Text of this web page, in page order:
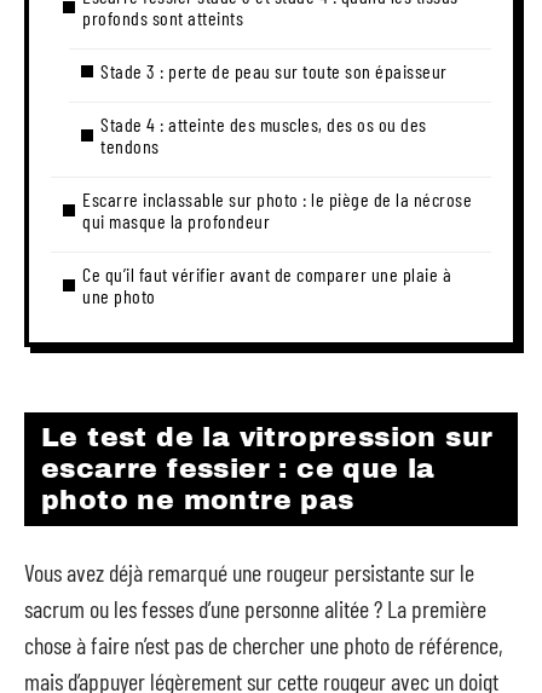
profonds sont atteints
Stade 3 : perte de peau sur toute son épaisseur
Stade 4 : atteinte des muscles, des os ou des
tendons
Escarre inclassable sur photo : le piège de la nécrose
qui masque la profondeur
Ce qu’il faut vérifier avant de comparer une plaie à
une photo
Le test de la vitropression sur
escarre fessier : ce que la
photo ne montre pas
Vous avez déjà remarqué une rougeur persistante sur le
sacrum ou les fesses d’une personne alitée ? La première
chose à faire n’est pas de chercher une photo de référence,
mais d’appuyer légèrement sur cette rougeur avec un doigt